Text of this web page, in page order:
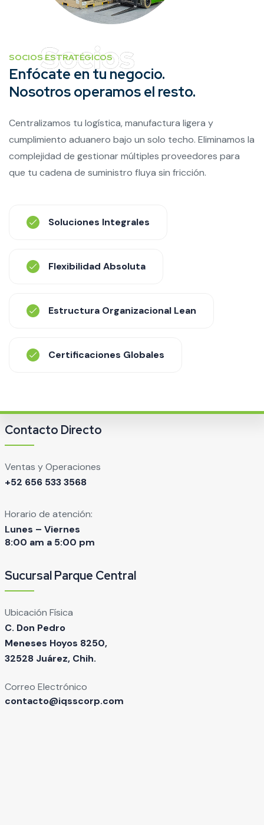
SOCIOS ESTRATÉGICOS
Enfócate en tu negocio.
Nosotros operamos el resto.
Centralizamos tu logística, manufactura ligera y
cumplimiento aduanero bajo un solo techo. Eliminamos la
complejidad de gestionar múltiples proveedores para
que tu cadena de suministro fluya sin fricción.
Soluciones Integrales
Flexibilidad Absoluta
Estructura Organizacional Lean
Certificaciones Globales
Contacto Directo
Ventas y Operaciones
+52 656 533 3568
Horario de atención:
Lunes – Viernes
8:00 am a 5:00 pm
Sucursal Parque Central
Ubicación Física
C. Don Pedro
Meneses Hoyos 8250,
32528 Juárez, Chih.
Correo Electrónico
contacto@iqsscorp.com